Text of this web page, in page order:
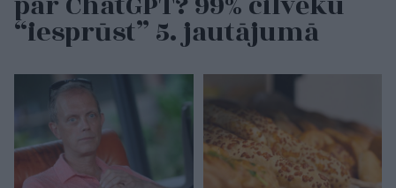
“iesprūst” 5. jautājumā